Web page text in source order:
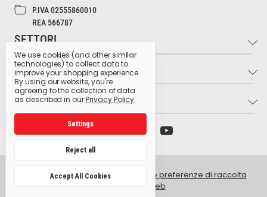
P.IVA 02555860010
REA 566787
SETTORI
Industria e Artigianato
Settore Medico
Settore Estetico
Hospitality
Produzione Agroalimentare
Retail e GDO
INFO
Contatti
Cultura dell'Igiene
Glossario dei pittogrammi
LINK UTILI
Archivio preparati pericolosi
Ministero della Salute
Centro antiveleni Niguarda
© 2026 Golmar Italia srl -
Gestisci le preferenze di raccolta
dati del sito web
We use cookies (and other similar
technologies) to collect data to
improve your shopping experience.
By using our website, you're
agreeing to the collection of data
as described in ourPrivacy Policy.
Settings
Reject all
Accept All Cookies